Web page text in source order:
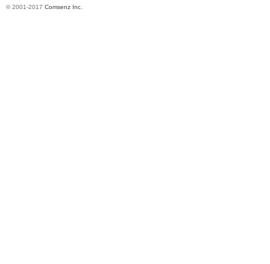
© 2001-2017 Comsenz Inc.